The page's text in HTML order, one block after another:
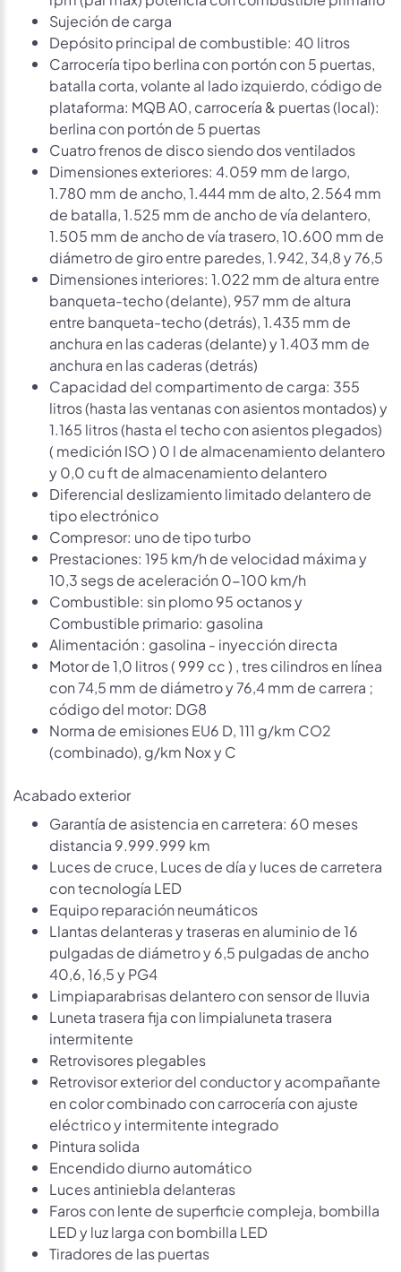
Sujeción de carga
Depósito principal de combustible: 40 litros
Carrocería tipo berlina con portón con 5 puertas,
batalla corta, volante al lado izquierdo, código de
plataforma: MQB A0, carrocería & puertas (local):
berlina con portón de 5 puertas
Cuatro frenos de disco siendo dos ventilados
Dimensiones exteriores: 4.059 mm de largo,
1.780 mm de ancho, 1.444 mm de alto, 2.564 mm
de batalla, 1.525 mm de ancho de vía delantero,
1.505 mm de ancho de vía trasero, 10.600 mm de
diámetro de giro entre paredes, 1.942, 34,8 y 76,5
Dimensiones interiores: 1.022 mm de altura entre
banqueta-techo (delante), 957 mm de altura
entre banqueta-techo (detrás), 1.435 mm de
anchura en las caderas (delante) y 1.403 mm de
anchura en las caderas (detrás)
Capacidad del compartimento de carga: 355
litros (hasta las ventanas con asientos montados) y
1.165 litros (hasta el techo con asientos plegados)
( medición ISO ) 0 l de almacenamiento delantero
y 0,0 cu ft de almacenamiento delantero
Diferencial deslizamiento limitado delantero de
tipo electrónico
Compresor: uno de tipo turbo
Prestaciones: 195 km/h de velocidad máxima y
10,3 segs de aceleración 0-100 km/h
Combustible: sin plomo 95 octanos y
Combustible primario: gasolina
Alimentación : gasolina - inyección directa
Motor de 1,0 litros ( 999 cc ) , tres cilindros en línea
con 74,5 mm de diámetro y 76,4 mm de carrera ;
código del motor: DG8
Norma de emisiones EU6 D, 111 g/km CO2
(combinado), g/km Nox y C
Acabado exterior
Garantía de asistencia en carretera: 60 meses
distancia 9.999.999 km
Luces de cruce, Luces de día y luces de carretera
con tecnología LED
Equipo reparación neumáticos
Llantas delanteras y traseras en aluminio de 16
pulgadas de diámetro y 6,5 pulgadas de ancho
40,6, 16,5 y PG4
Limpiaparabrisas delantero con sensor de lluvia
Luneta trasera fija con limpialuneta trasera
intermitente
Retrovisores plegables
Retrovisor exterior del conductor y acompañante
en color combinado con carrocería con ajuste
eléctrico y intermitente integrado
Pintura solida
Encendido diurno automático
Luces antiniebla delanteras
Faros con lente de superficie compleja, bombilla
LED y luz larga con bombilla LED
Tiradores de las puertas